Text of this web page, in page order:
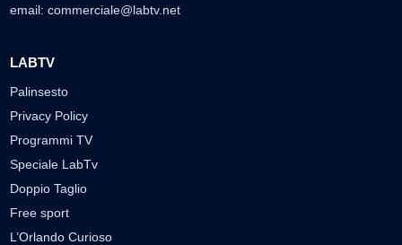
email: commerciale@labtv.net
LABTV
Palinsesto
Privacy Policy
Programmi TV
Speciale LabTv
Doppio Taglio
Free sport
L’Orlando Curioso